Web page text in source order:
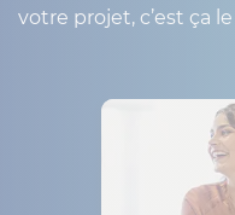
votre projet, c’est ça le